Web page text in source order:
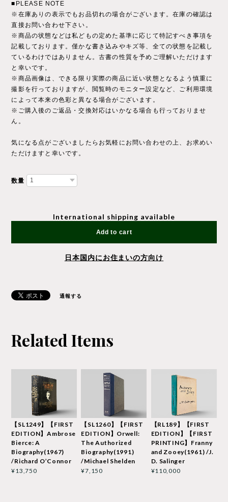
■PLEASE NOTE
※在庫ありの表示でもお品切れの場合がございます。在庫の確認は
直接お問い合わせ下さい。
※商品の状態などは私どもの定めた基準に応じて特記すべき事項を
記載しております。僅かな書き込みやキズ等、全ての状態を記載し
ているわけではありません。古書の性質を予めご理解いただけます
と幸いです。
※商品画像は、できる限り実際の商品に近い状態となるよう慎重に
撮影を行っておりますが、閲覧時のモニター設定など、ご利用環境
によって本来の色彩と異なる場合がございます。
※ご購入後のご返品・交換対応はいかなる場合も行っておりませ
ん。
気になる点がございましたらお気軽にお問い合わせの上、お求めい
ただけますと幸いです。
数量
International shipping available
Add to cart
日本国内にお住まいの方向け
通報する
Related Items
【SL1249】【FIRST
EDITION】Ambrose
Bierce: A
Biography(1967)
/Richard O’Connor
¥13,750
【SL1260】【FIRST
EDITION】Orwell:
The Authorized
Biography(1991)
/Michael Shelden
¥7,150
【RL189】【FIRST
EDITION】【FIRST
PRINTING】Franny
and Zooey(1961) /J.
D. Salinger
¥110,000